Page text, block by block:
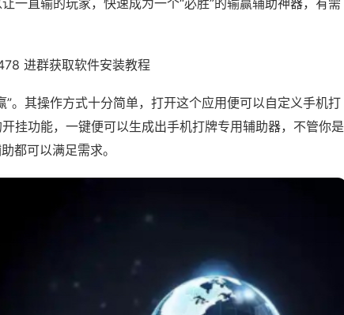
一直输的玩家，快速成为一个“必胜”的输赢辅助神器，有需
进群获取软件安装教程
”。其操作方式十分简单，打开这个应用便可以自定义手机打
挂功能，一键便可以生成出手机打牌专用辅助器，不管你是
都可以满足需求。